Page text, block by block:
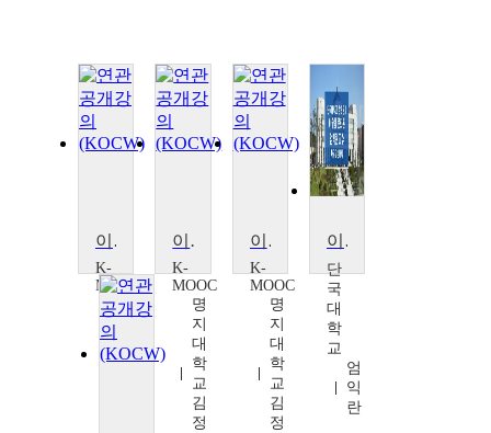
이슬람 문명의 역사와 문화기행
K-
MOOC
명
대
학
이슬람 문명의 역사와 문화기행
K-
MOOC
명
지
대
학
교
김
정
이슬람 문명의 역사와 문화기행
K-
MOOC
명
지
대
학
교
김
정
이슬람문화론
단
국
대
학
교
엄
익
란